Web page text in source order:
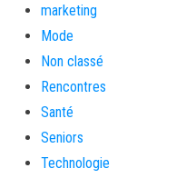
marketing
Mode
Non classé
Rencontres
Santé
Seniors
Technologie